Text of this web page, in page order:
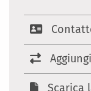
Scarica